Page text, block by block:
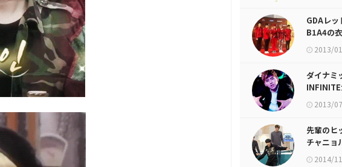
GDAレッ
B1A4の
2013/
ダイナミ
INFINITE
2013/
先輩のヒ
チャニョ
2014/